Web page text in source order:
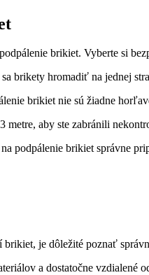
brikiet.​ Vyberte si
brikety hromadiť na jednej
brikiet ‌nie ​sú žiadne
aby ste zabránili
podpálenie brikiet správne‍
je ⁤dôležité ​poznať
a dostatočne⁤ vzdialené